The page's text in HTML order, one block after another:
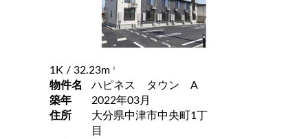
1K / 32.23m 2
物件名
ハピネス タウン A
築年
2022年03月
住所
大分県中津市中央町1丁
目